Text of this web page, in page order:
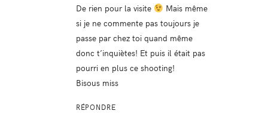
De rien pour la visite
Mais même
si je ne commente pas toujours je
passe par chez toi quand même
donc t’inquiètes! Et puis il était pas
pourri en plus ce shooting!
Bisous miss
RÉPONDRE